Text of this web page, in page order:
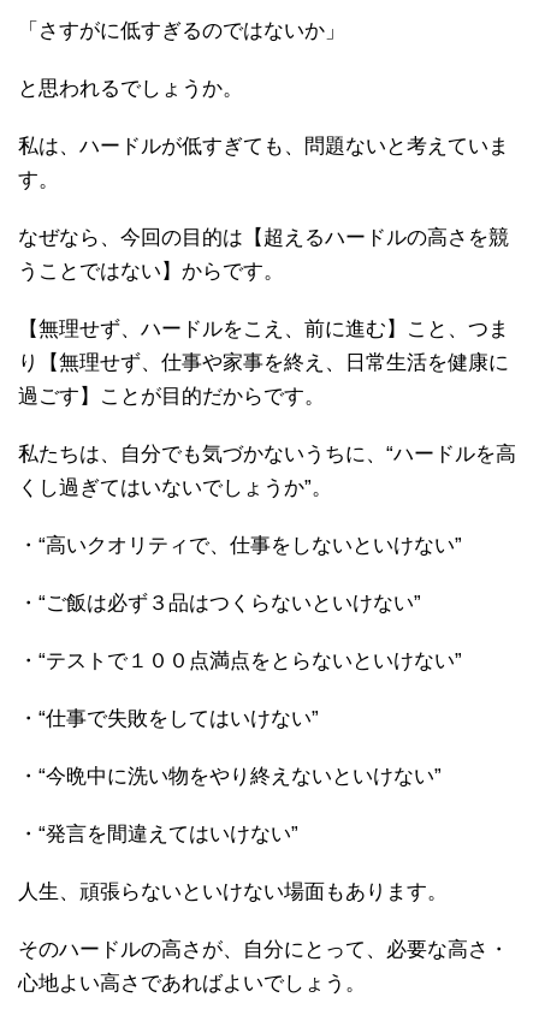
「さすがに低すぎるのではないか」
と思われるでしょうか。
私は、ハードルが低すぎても、問題ないと考えていま
す。
なぜなら、今回の目的は【超えるハードルの高さを競
うことではない】からです。
【無理せず、ハードルをこえ、前に進む】こと、つま
り【無理せず、仕事や家事を終え、日常生活を健康に
過ごす】ことが目的だからです。
私たちは、自分でも気づかないうちに、“ハードルを高
くし過ぎてはいないでしょうか”。
・“高いクオリティで、仕事をしないといけない”
・“ご飯は必ず３品はつくらないといけない”
・“テストで１００点満点をとらないといけない”
・“仕事で失敗をしてはいけない”
・“今晩中に洗い物をやり終えないといけない”
・“発言を間違えてはいけない”
人生、頑張らないといけない場面もあります。
そのハードルの高さが、自分にとって、必要な高さ・
心地よい高さであればよいでしょう。